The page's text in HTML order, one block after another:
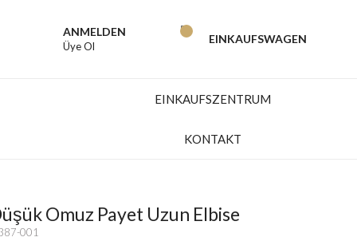
ANMELDEN
Üye Ol
EINKAUFSWAGEN
EINKAUFSZENTRUM
KONTAKT
Omuz Payet Uzun Elbise
001